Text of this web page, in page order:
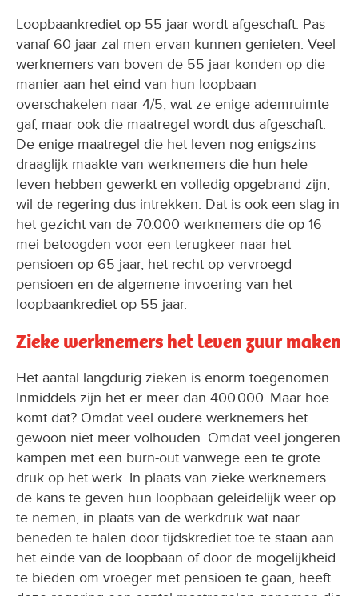
Loopbaankrediet op 55 jaar wordt afgeschaft. Pas
vanaf 60 jaar zal men ervan kunnen genieten. Veel
werknemers van boven de 55 jaar konden op die
manier aan het eind van hun loopbaan
overschakelen naar 4/5, wat ze enige ademruimte
gaf, maar ook die maatregel wordt dus afgeschaft.
De enige maatregel die het leven nog enigszins
draaglijk maakte van werknemers die hun hele
leven hebben gewerkt en volledig opgebrand zijn,
wil de regering dus intrekken. Dat is ook een slag in
het gezicht van de 70.000 werknemers die op 16
mei betoogden voor een terugkeer naar het
pensioen op 65 jaar, het recht op vervroegd
pensioen en de algemene invoering van het
loopbaankrediet op 55 jaar.
Zieke werknemers het leven zuur maken
Het aantal langdurig zieken is enorm toegenomen.
Inmiddels zijn het er meer dan 400.000. Maar hoe
komt dat? Omdat veel oudere werknemers het
gewoon niet meer volhouden. Omdat veel jongeren
kampen met een burn-out vanwege een te grote
druk op het werk. In plaats van zieke werknemers
de kans te geven hun loopbaan geleidelijk weer op
te nemen, in plaats van de werkdruk wat naar
beneden te halen door tijdskrediet toe te staan aan
het einde van de loopbaan of door de mogelijkheid
te bieden om vroeger met pensioen te gaan, heeft